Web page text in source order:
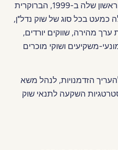
מאז קבלת רישיון הנדל"ן הראשון שלה ב-1999, הברוקרית
כמעט בכל סוג של שוק נדל"ן,
ערך מהירה, שווקים יורדים,
משקיעים ושוקי מוכרים
להעריך הזדמנויות, לנהל משא
השקעה לתנאי שוק